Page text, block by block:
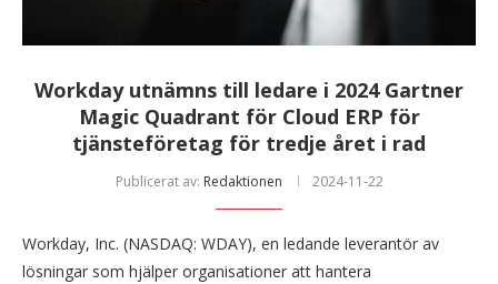
Workday utnämns till ledare i 2024 Gartner
Magic Quadrant för Cloud ERP för
tjänsteföretag för tredje året i rad
Publicerat av: Redaktionen 2024-11-22
Workday, Inc. (NASDAQ: WDAY), en ledande leverantör av
lösningar som hjälper organisationer att hantera